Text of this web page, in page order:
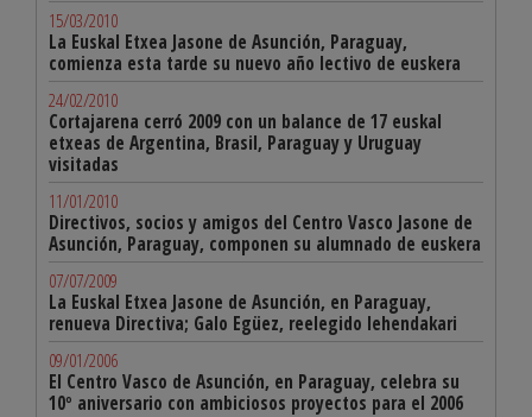
15/03/2010
La Euskal Etxea Jasone de Asunción, Paraguay,
comienza esta tarde su nuevo año lectivo de euskera
24/02/2010
Cortajarena cerró 2009 con un balance de 17 euskal
etxeas de Argentina, Brasil, Paraguay y Uruguay
visitadas
11/01/2010
Directivos, socios y amigos del Centro Vasco Jasone de
Asunción, Paraguay, componen su alumnado de euskera
07/07/2009
La Euskal Etxea Jasone de Asunción, en Paraguay,
renueva Directiva; Galo Egüez, reelegido lehendakari
09/01/2006
El Centro Vasco de Asunción, en Paraguay, celebra su
10º aniversario con ambiciosos proyectos para el 2006